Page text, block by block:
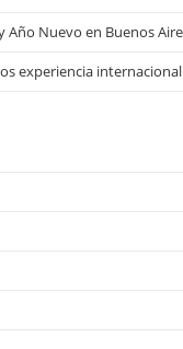
Año Nuevo en Buenos
experiencia internacional